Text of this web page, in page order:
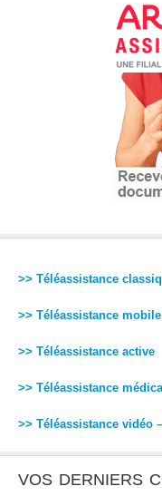
>> Téléassistance
>> Téléassistance mobile
>> Téléassistance active
>> Téléassistance
>> Téléassistance vidéo
VOS DERNIERS